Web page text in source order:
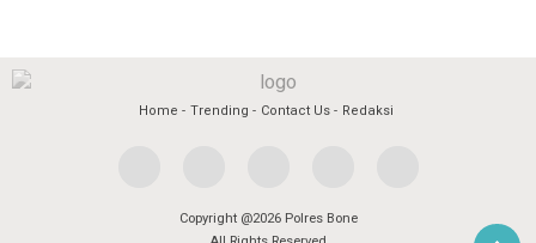
Home Trending Contact Us Redaksi
Copyright @2026 Polres Bone